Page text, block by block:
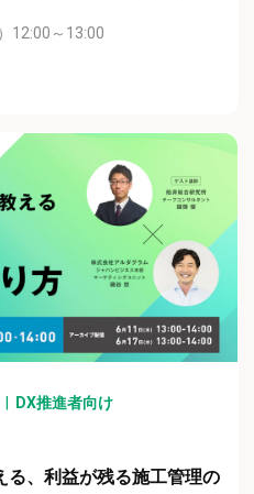
12:00～13:00
DX推進者向け
る、利益が残る施工管理の